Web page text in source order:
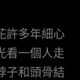
許多年細心
看一個人走
子和頭骨結